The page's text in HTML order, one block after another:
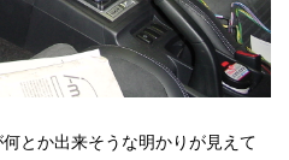
とか出来そうな明かりが見えて